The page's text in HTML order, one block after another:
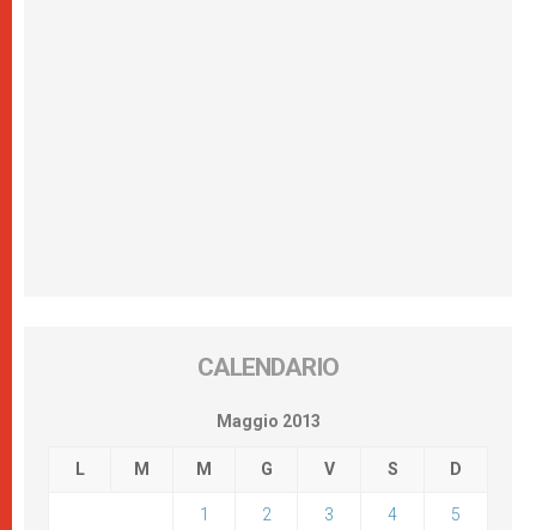
CALENDARIO
Maggio 2013
L M M G V S D
1 2 3 4 5